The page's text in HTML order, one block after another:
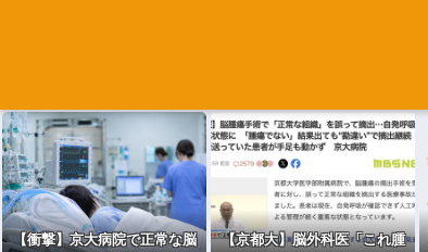
【衝撃】京大病院で正常な脳
【京都大】脳外科医「これ腫